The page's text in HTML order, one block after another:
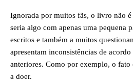
Ignorada por muitos fãs, o livro não
seria algo com apenas uma pequena
escritos e também a muitos
apresentam inconsistências de
anteriores. Como por exemplo, o
a doer.